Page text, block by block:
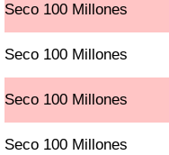
Seco 100 Millones
Seco 100 Millones
Seco 100 Millones
Seco 100 Millones